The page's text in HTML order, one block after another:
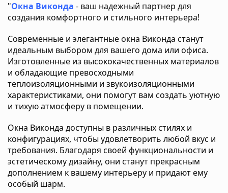
"Окна Виконда - ваш надежный партнер для
создания комфортного и стильного интерьера!
Современные и элегантные окна Виконда станут
идеальным выбором для вашего дома или офиса.
Изготовленные из высококачественных материалов
и обладающие превосходными
теплоизоляционными и звукоизоляционными
характеристиками, они помогут вам создать уютную
и тихую атмосферу в помещении.
Окна Виконда доступны в различных стилях и
конфигурациях, чтобы удовлетворить любой вкус и
требования. Благодаря своей функциональности и
эстетическому дизайну, они станут прекрасным
дополнением к вашему интерьеру и придают ему
особый шарм.